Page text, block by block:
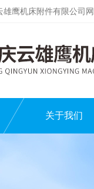
鹰机床附件有限公司网
关于我们